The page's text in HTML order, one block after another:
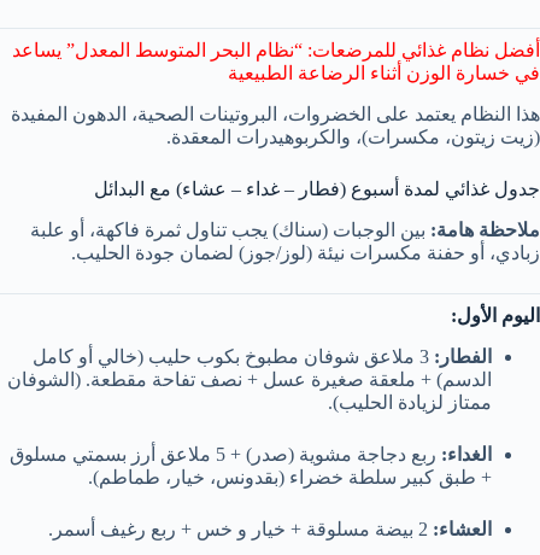
أفضل نظام غذائي للمرضعات: “نظام البحر المتوسط المعدل” يساعد
في خسارة الوزن أثناء الرضاعة الطبيعية
هذا النظام يعتمد على الخضروات، البروتينات الصحية، الدهون المفيدة
(زيت زيتون، مكسرات)، والكربوهيدرات المعقدة.
جدول غذائي لمدة أسبوع (فطار – غداء – عشاء) مع البدائل
ملاحظة هامة: بين الوجبات (سناك) يجب تناول ثمرة فاكهة، أو علبة
زبادي، أو حفنة مكسرات نيئة (لوز/جوز) لضمان جودة الحليب.
اليوم الأول:
الفطار:
3 ملاعق شوفان مطبوخ بكوب حليب (خالي أو كامل
الدسم) + ملعقة صغيرة عسل + نصف تفاحة مقطعة. (الشوفان
ممتاز لزيادة الحليب).
الغداء:
ربع دجاجة مشوية (صدر) + 5 ملاعق أرز بسمتي مسلوق
+ طبق كبير سلطة خضراء (بقدونس، خيار، طماطم).
العشاء: